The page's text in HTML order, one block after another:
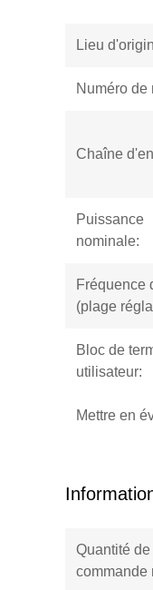
Lieu
Numéro de
Chaîne
Puissance
nominale:
Fréquence
(plage
Bloc de
utilisateur:
Mettre en
Quantité de
commande